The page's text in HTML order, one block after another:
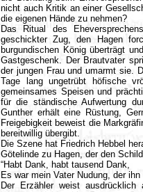
nicht auch Kritik an einer
die eigenen Hände zu nehmen?
Das Ritual des
geschickter Zug, den Hagen
burgundischen König überträgt
Gastgeschenk. Der Brautvater
der jungen Frau und umarmt sie.
Tage lang ungetrübt höfische
gemeinsames Speisen und
für die ständische Aufwertung
Gunther erhält eine Rüstung,
Freigebigkeit beweist die
bereitwillig übergibt.
Die Szene hat Friedrich Hebbel
Götelinde zu Hagen, der den
“Habt Dank, habt tausend Dank,
Es war mein Vater Nudung, der ihn
Der Erzähler weist ausdrücklich